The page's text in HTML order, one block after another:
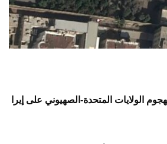
الولايات المتحدة-الصهيوني على إيرا